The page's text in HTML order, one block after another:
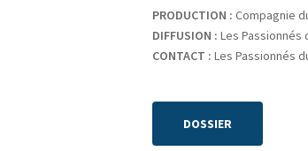
PRODUCTION : Compagnie
DIFFUSION : Les Passionnés
CONTACT : Les Passionnés
DOSSIER